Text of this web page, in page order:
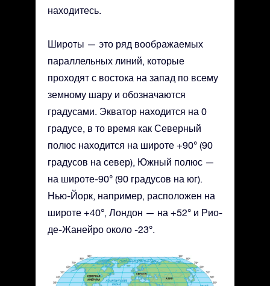
находитесь.
Широты — это ряд воображаемых
параллельных линий, которые
проходят с востока на запад по всему
земному шару и обозначаются
градусами. Экватор находится на 0
градусе, в то время как Северный
полюс находится на широте +90° (90
градусов на север), Южный полюс —
на широте-90° (90 градусов на юг).
Нью-Йорк, например, расположен на
широте +40°, Лондон — на +52° и Рио-
де-Жанейро около -23°.